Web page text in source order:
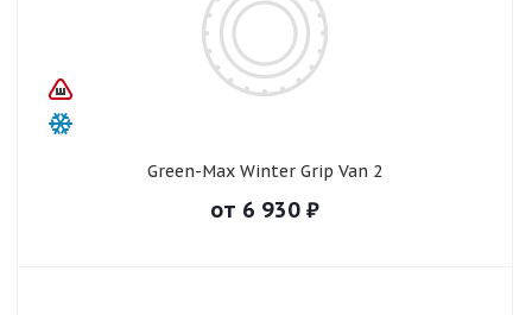
Green-Max Winter Grip Van 2
от 6 930 ₽